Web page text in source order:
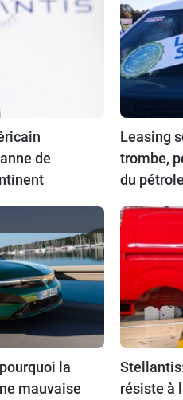
de
Leasing
trombe,
du pétrole
la
mauvaise
résiste à